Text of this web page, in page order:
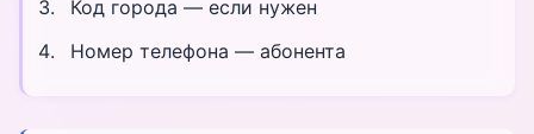
Код города — если нужен
Номер телефона — абонента